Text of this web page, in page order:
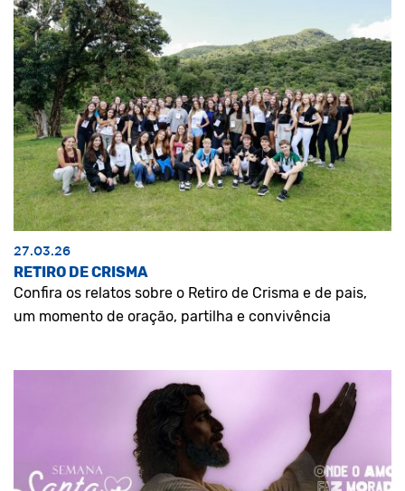
27.03.26
RETIRO DE CRISMA
Confira os relatos sobre o Retiro de Crisma e de pais,
um momento de oração, partilha e convivência